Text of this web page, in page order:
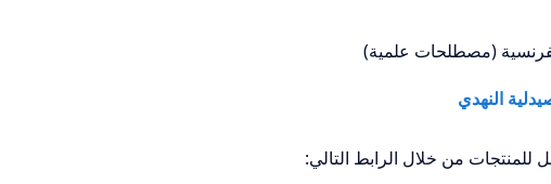
(مصطلحات علمية)
من خلال الرابط التالي: